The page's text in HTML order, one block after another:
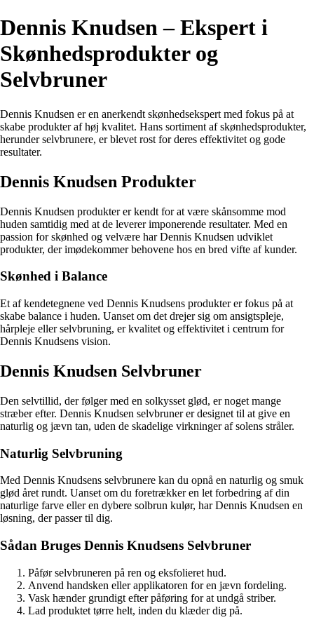
Dennis Knudsen – Ekspert i
Skønhedsprodukter og
Selvbruner
Dennis Knudsen er en anerkendt skønhedsekspert med fokus på at
skabe produkter af høj kvalitet. Hans sortiment af skønhedsprodukter,
herunder selvbrunere, er blevet rost for deres effektivitet og gode
resultater.
Dennis Knudsen Produkter
Dennis Knudsen produkter er kendt for at være skånsomme mod
huden samtidig med at de leverer imponerende resultater. Med en
passion for skønhed og velvære har Dennis Knudsen udviklet
produkter, der imødekommer behovene hos en bred vifte af kunder.
Skønhed i Balance
Et af kendetegnene ved Dennis Knudsens produkter er fokus på at
skabe balance i huden. Uanset om det drejer sig om ansigtspleje,
hårpleje eller selvbruning, er kvalitet og effektivitet i centrum for
Dennis Knudsens vision.
Dennis Knudsen Selvbruner
Den selvtillid, der følger med en solkysset glød, er noget mange
stræber efter. Dennis Knudsen selvbruner er designet til at give en
naturlig og jævn tan, uden de skadelige virkninger af solens stråler.
Naturlig Selvbruning
Med Dennis Knudsens selvbrunere kan du opnå en naturlig og smuk
glød året rundt. Uanset om du foretrækker en let forbedring af din
naturlige farve eller en dybere solbrun kulør, har Dennis Knudsen en
løsning, der passer til dig.
Sådan Bruges Dennis Knudsens Selvbruner
Påfør selvbruneren på ren og eksfolieret hud.
Anvend handsken eller applikatoren for en jævn fordeling.
Vask hænder grundigt efter påføring for at undgå striber.
Lad produktet tørre helt, inden du klæder dig på.